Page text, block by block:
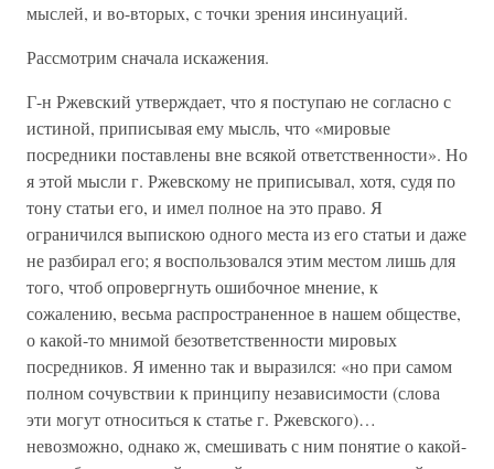
мыслей, и во-вторых, с точки зрения инсинуаций.
Рассмотрим сначала искажения.
Г-н Ржевский утверждает, что я поступаю не согласно с
истиной, приписывая ему мысль, что «мировые
посредники поставлены вне всякой ответственности». Но
я этой мысли г. Ржевскому не приписывал, хотя, судя по
тону статьи его, и имел полное на это право. Я
ограничился выпискою одного места из его статьи и даже
не разбирал его; я воспользовался этим местом лишь для
того, чтоб опровергнуть ошибочное мнение, к
сожалению, весьма распространенное в нашем обществе,
о какой-то мнимой безответственности мировых
посредников. Я именно так и выразился: «но при самом
полном сочувствии к принципу независимости (слова
эти могут относиться к статье г. Ржевского)…
невозможно, однако ж, смешивать с ним понятие о какой-